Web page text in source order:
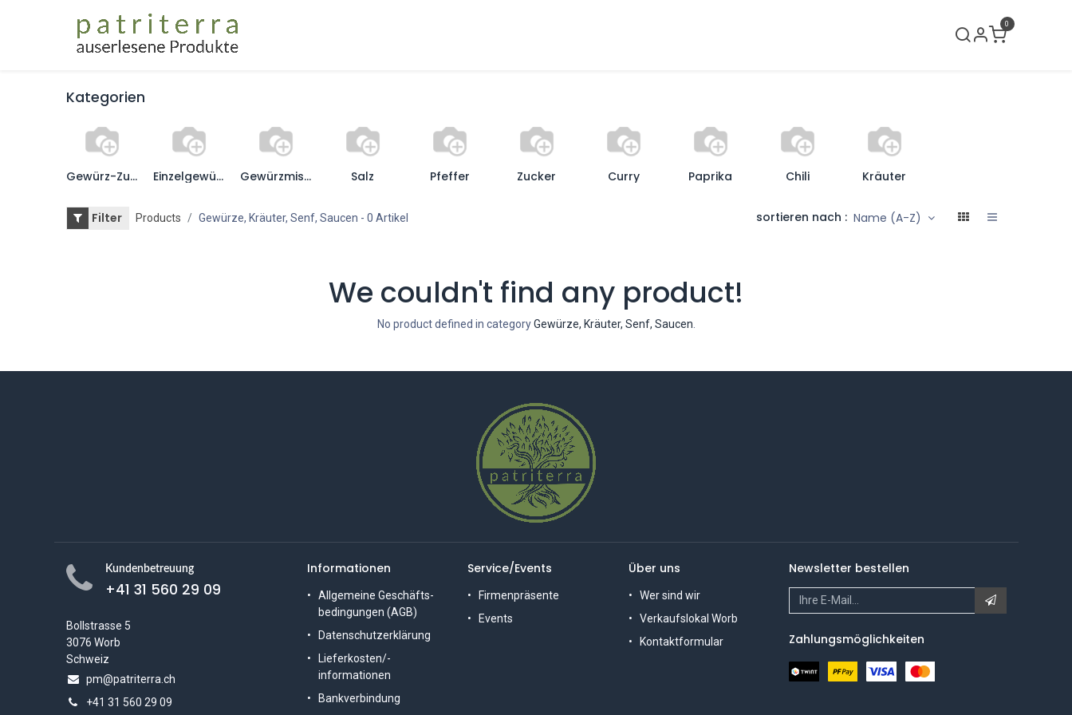
Kontakt
0
Kategorien
Gewürz-Zubehör Einzelgewürze Gewürzmischungen Salz Pfeffer Zucker Curry Paprika Chili Kräuter
Filter Products Gewürze, Kräuter, Senf, Saucen - 0 Artikel sortieren nach : Name (A-Z)
We couldn't find any product!
No product defined in categoryGewürze, Kräuter, Senf, Saucen
Kundenbetreuung
+41 31 560 29 09
Bollstrasse 5
3076 Worb
Schweiz
pm@patriterra.ch
+41 31 560 29 09
Informationen
Allgemeine Geschäfts-
bedingungen (AGB)
Datenschutzerklärung
Lieferkosten/-
informationen
Bankverbindung
Service/Events
Firmenpräsente
Events
Über uns
Wer sind wir
Verkaufslokal Worb
Kontaktformular
Newsletter bestellen
Zahlungsmöglichkeiten